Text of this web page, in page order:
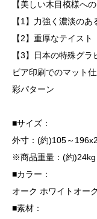
【美しい木目模様へ
【1】力強く濃淡のあ
【2】重厚なテイスト
【3】日本の特殊グ
ビア印刷でのマット
彩パターン
■サイズ：
外寸：(約)105～
※商品重量：(約)24kg
■カラー：
オーク ホワイトオー
■素材：